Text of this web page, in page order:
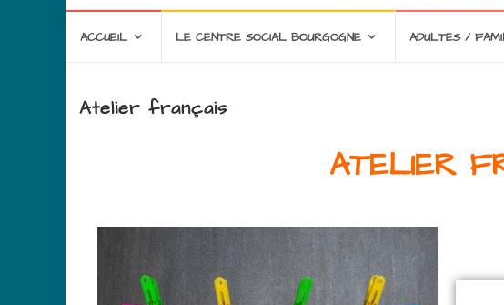
ACCUEIL LE CENTRE SOCIAL BOURGOGNE ADULTES /
Atelier français
ATELIER